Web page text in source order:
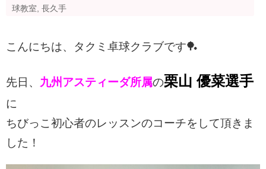
球教室 長久手
こんにちは、タクミ卓球クラブです🏓
先日、 九州アスティーダ所属の栗山 優菜選手
に
ちびっこ初心者のレッスンのコーチをして頂きま
した！